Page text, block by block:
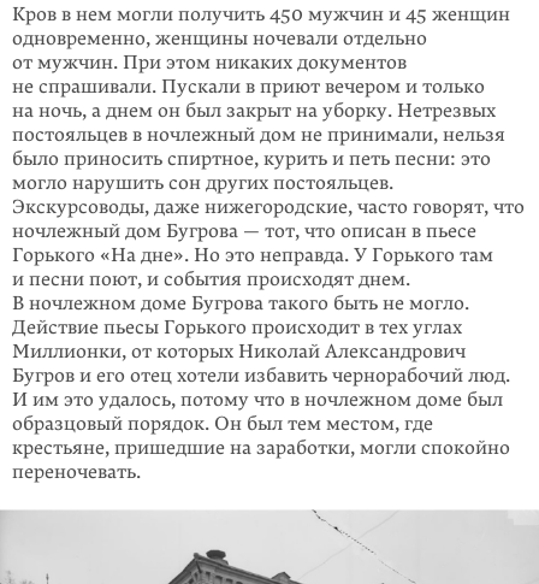
Кров в нем могли получить 450 мужчин и 45 женщин
одновременно, женщины ночевали отдельно
от мужчин. При этом никаких документов
не спрашивали. Пускали в приют вечером и только
на ночь, а днем он был закрыт на уборку. Нетрезвых
постояльцев в ночлежный дом не принимали, нельзя
было прино­сить спиртное, курить и петь песни: это
могло нарушить сон других постояль­цев.
Экскурсоводы, даже нижегородские, часто говорят, что
ночлежный дом Бугрова — тот, что описан в пьесе
Горького «На дне». Но это неправда. У Горь­кого там
и песни поют, и события происходят днем.
В ночлежном доме Бугрова такого быть не могло.
Действие пьесы Горького происходит в тех углах
Милли­онки, от которых Николай Александрович
Бугров и его отец хотели избавить чернорабочий люд.
И им это удалось, потому что в ночлежном доме был
образцовый порядок. Он был тем местом, где
крестьяне, пришедшие на заработки, могли спокойно
переночевать.